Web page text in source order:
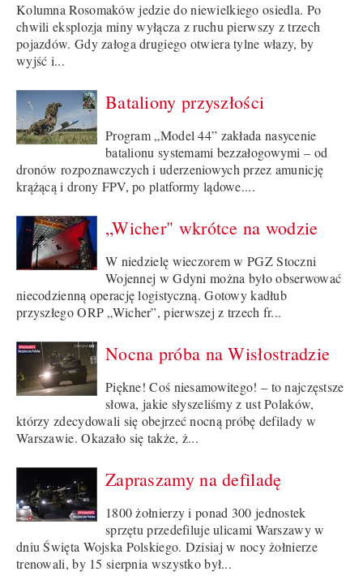
Kolumna Rosomaków jedzie do niewielkiego osiedla. Po
chwili eksplozja miny wyłącza z ruchu pierwszy z trzech
pojazdów. Gdy załoga drugiego otwiera tylne włazy, by
wyjść i...
Bataliony przyszłości
Program „Model 44” zakłada nasycenie
batalionu systemami bezzałogowymi – od
dronów rozpoznawczych i uderzeniowych przez amunicję
krążącą i drony FPV, po platformy lądowe....
„Wicher" wkrótce na wodzie
W niedzielę wieczorem w PGZ Stoczni
Wojennej w Gdyni można było obserwować
niecodzienną operację logistyczną. Gotowy kadłub
przyszłego ORP „Wicher”, pierwszej z trzech fr...
Nocna próba na Wisłostradzie
Piękne! Coś niesamowitego! – to najczęstsze
słowa, jakie słyszeliśmy z ust Polaków,
którzy zdecydowali się obejrzeć nocną próbę defilady w
Warszawie. Okazało się także, ż...
Zapraszamy na defiladę
1800 żołnierzy i ponad 300 jednostek
sprzętu przedefiluje ulicami Warszawy w
dniu Święta Wojska Polskiego. Dzisiaj w nocy żołnierze
trenowali, by 15 sierpnia wszystko był...